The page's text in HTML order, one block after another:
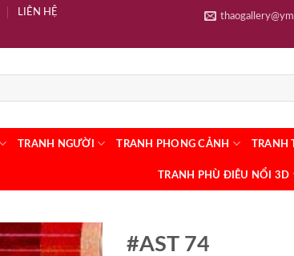
LIÊN HỆ
TRANH NGƯỜI TRANH PHONG CẢNH TRANH
TRANH PHÙ ĐIÊU NỔI 3D
#AST 74